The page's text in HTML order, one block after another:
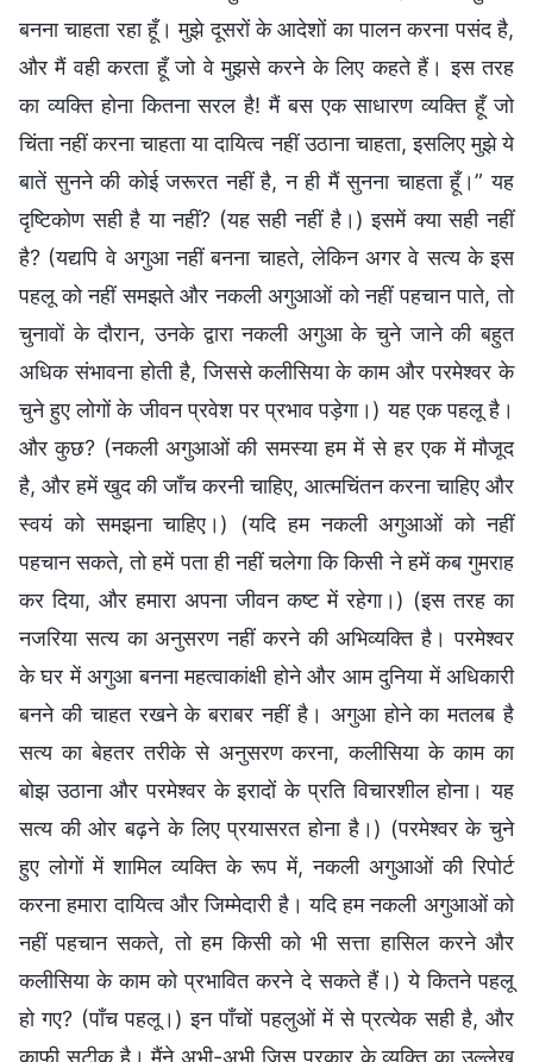
बनना चाहता रहा हूँ। मुझे दूसरों के आदेशों का पालन करना पसंद है,
और मैं वही करता हूँ जो वे मुझसे करने के लिए कहते हैं। इस तरह
का व्यक्ति होना कितना सरल है! मैं बस एक साधारण व्यक्ति हूँ जो
चिंता नहीं करना चाहता या दायित्व नहीं उठाना चाहता, इसलिए मुझे ये
बातें सुनने की कोई जरूरत नहीं है, न ही मैं सुनना चाहता हूँ।” यह
दृष्टिकोण सही है या नहीं? (यह सही नहीं है।) इसमें क्या सही नहीं
है? (यद्यपि वे अगुआ नहीं बनना चाहते, लेकिन अगर वे सत्य के इस
पहलू को नहीं समझते और नकली अगुआओं को नहीं पहचान पाते, तो
चुनावों के दौरान, उनके द्वारा नकली अगुआ के चुने जाने की बहुत
अधिक संभावना होती है, जिससे कलीसिया के काम और परमेश्वर के
चुने हुए लोगों के जीवन प्रवेश पर प्रभाव पड़ेगा।) यह एक पहलू है।
और कुछ? (नकली अगुआओं की समस्या हम में से हर एक में मौजूद
है, और हमें खुद की जाँच करनी चाहिए, आत्मचिंतन करना चाहिए और
स्वयं को समझना चाहिए।) (यदि हम नकली अगुआओं को नहीं
पहचान सकते, तो हमें पता ही नहीं चलेगा कि किसी ने हमें कब गुमराह
कर दिया, और हमारा अपना जीवन कष्ट में रहेगा।) (इस तरह का
नजरिया सत्य का अनुसरण नहीं करने की अभिव्यक्ति है। परमेश्वर
के घर में अगुआ बनना महत्वाकांक्षी होने और आम दुनिया में अधिकारी
बनने की चाहत रखने के बराबर नहीं है। अगुआ होने का मतलब है
सत्य का बेहतर तरीके से अनुसरण करना, कलीसिया के काम का
बोझ उठाना और परमेश्वर के इरादों के प्रति विचारशील होना। यह
सत्य की ओर बढ़ने के लिए प्रयासरत होना है।) (परमेश्वर के चुने
हुए लोगों में शामिल व्यक्ति के रूप में, नकली अगुआओं की रिपोर्ट
करना हमारा दायित्व और जिम्मेदारी है। यदि हम नकली अगुआओं को
नहीं पहचान सकते, तो हम किसी को भी सत्ता हासिल करने और
कलीसिया के काम को प्रभावित करने दे सकते हैं।) ये कितने पहलू
हो गए? (पाँच पहलू।) इन पाँचों पहलुओं में से प्रत्येक सही है, और
काफी सटीक है। मैंने अभी-अभी जिस प्रकार के व्यक्ति का उल्लेख